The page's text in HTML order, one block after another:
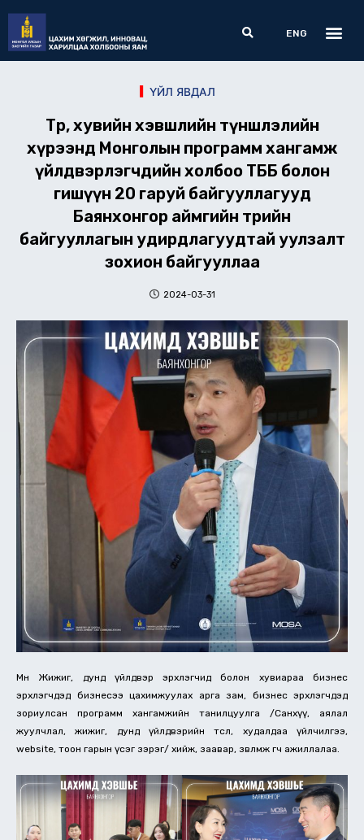
content
Search
ENG
ҮЙЛ ЯВДАЛ
Төр, хувийн хэвшлийн түншлэлийн
хүрээнд Монголын программ хангамж
үйлдвэрлэгчдийн холбоо ТББ болон
гишүүн 20 гаруй байгууллагууд
Баянхонгор аймгийн төрийн
байгууллагын удирдлагуудтай уулзалт
зохион байгууллаа
2024-03-31
Мөн Жижиг, дунд үйлдвэр эрхлэгчид болон хувиараа бизнес
эрхлэгчдэд бизнесээ цахимжуулах арга зам, бизнес эрхлэгчдэд
зориулсан программ хангамжийн танилцуулга /Санхүү, аялал
жуулчлал, жижиг, дунд үйлдвэрийн төсөл, худалдаа үйлчилгээ,
website, тоон гарын үсэг зэрэг/ хийж, заавар, зөвлөмж өгч ажиллалаа.